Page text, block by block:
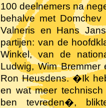
100 deelnemers na
behalve met
Valneris en Hans
partijen: van de
Winkel, van de
Ludwig, Wim
Ron Heusdens. �Ik
en wat meer
ben tevreden�,